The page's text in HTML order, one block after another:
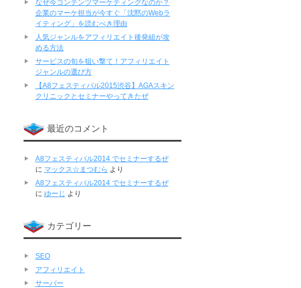
なぜ今コンテンツマーケティングなのか？
企業のマーケ担当が今すぐ「沈黙のWebラ
イティング」を読むべき理由
人気ジャンルをアフィリエイト後発組が攻
める方法
サービスの旬を狙い撃て！アフィリエイト
ジャンルの選び方
【A8フェスティバル2015渋谷】AGAスキン
クリニックとセミナーやってきたぜ
最近のコメント
A8フェスティバル2014 でセミナーするぜ
に マックス☆まつむら より
A8フェスティバル2014 でセミナーするぜ
に ゆーじ より
カテゴリー
SEO
アフィリエイト
サーバー